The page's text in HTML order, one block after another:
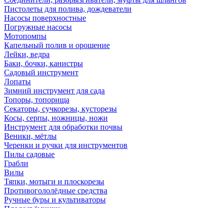
Пистолеты для полива, дождеватели
Насосы поверхностные
Погружные насосы
Мотопомпы
Капельный полив и орошение
Лейки, ведра
Баки, бочки, канистры
Садовый инструмент
Лопаты
Зимний инструмент для сада
Топоры, топорища
Секаторы, сучкорезы, кусторезы
Косы, серпы, ножницы, ножи
Инструмент для обработки почвы
Веники, мётлы
Черенки и ручки для инструментов
Пилы садовые
Грабли
Вилы
Тяпки, мотыги и плоскорезы
Противогололёдные средства
Ручные буры и культиваторы